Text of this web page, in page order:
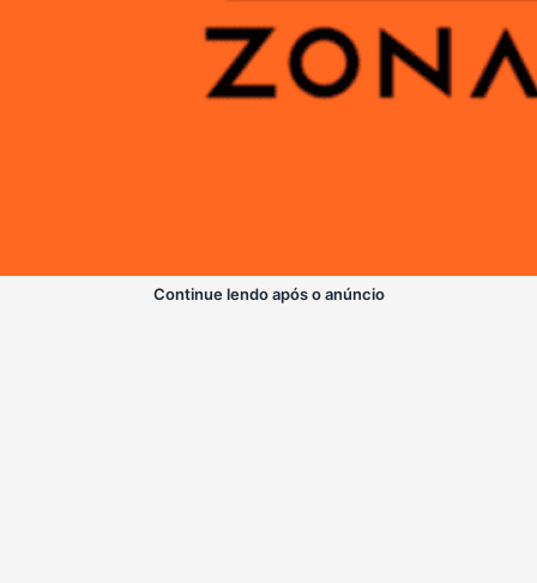
Continue lendo após o anúncio